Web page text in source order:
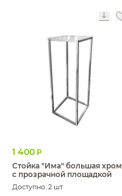
1 400 Р
Стойка "Има" большая хром
с прозрачной площадкой
Доступно: 2 шт